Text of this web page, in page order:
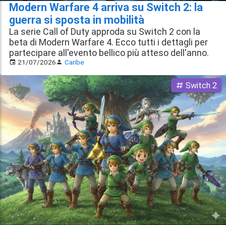
Modern Warfare 4 arriva su Switch 2: la
guerra si sposta in mobilità
La serie Call of Duty approda su Switch 2 con la
beta di Modern Warfare 4. Ecco tutti i dettagli per
partecipare all'evento bellico più atteso dell'anno.
21/07/2026 Caribe
Switch 2